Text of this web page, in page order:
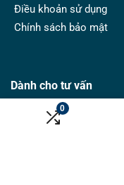
0
Điều khoản sử dụng
Chính sách bảo mật
Dành cho tư vấn
Hướng dẫn